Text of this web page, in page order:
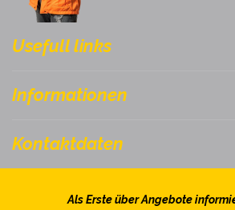
Usefull links
Informationen
Kontaktdaten
Als Erste über Angebote